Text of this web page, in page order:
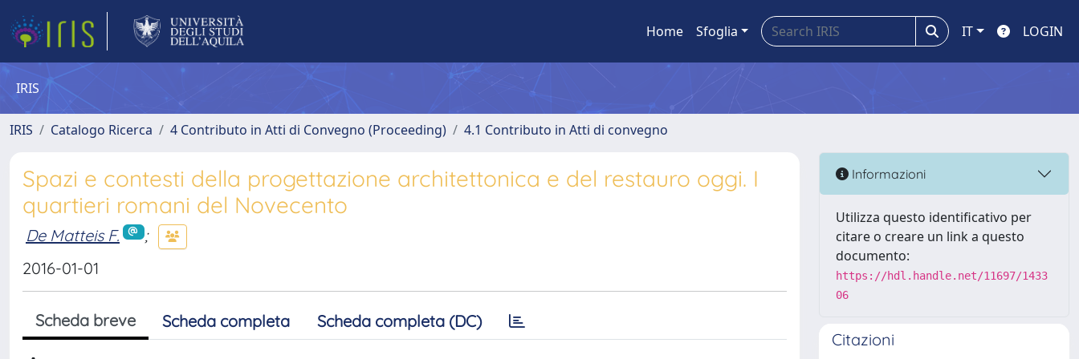
Home Sfoglia IT LOGIN
IRIS
IRIS Catalogo Ricerca 4 Contributo in Atti di Convegno (Proceeding) 4.1 Contributo in Atti di convegno
Spazi e contesti della progettazione architettonica e del restauro oggi. I
quartieri romani del Novecento
De Matteis F.
;
2016-01-01
Scheda breve Scheda completa Scheda completa (DC)
Informazioni
Utilizza questo identificativo per
citare o creare un link a questo
documento:
https://hdl.handle.net/11697/1433
06
Citazioni